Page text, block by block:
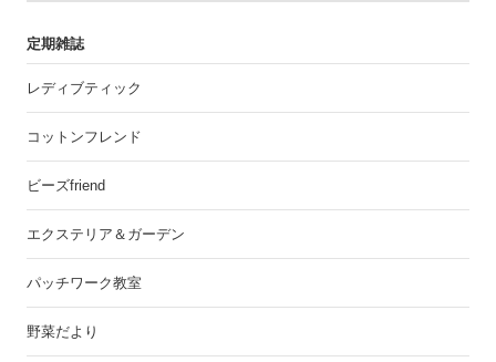
定期雑誌
レディブティック
コットンフレンド
ビーズfriend
エクステリア＆ガーデン
パッチワーク教室
野菜だより